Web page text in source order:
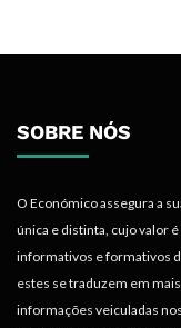
SOBRE NÓS
O Económico assegura a
única e distinta, cujo valor
informativos e formativos
estes se traduzem em
informações veiculadas